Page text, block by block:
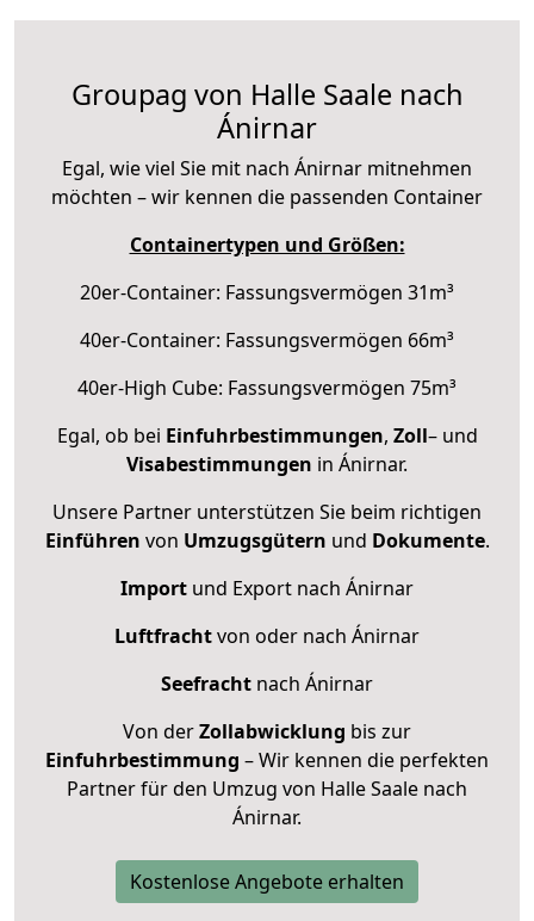
Groupag von Halle Saale nach
Ánirnar
Egal, wie viel Sie mit nach Ánirnar mitnehmen
möchten – wir kennen die passenden Container
Containertypen und Größen:
20er-Container: Fassungsvermögen 31m³
40er-Container: Fassungsvermögen 66m³
40er-High Cube: Fassungsvermögen 75m³
Egal, ob bei Einfuhrbestimmungen, Zoll– und
Visabestimmungen in Ánirnar.
Unsere Partner unterstützen Sie beim richtigen
Einführen von Umzugsgütern und Dokumente.
Import und Export nach Ánirnar
Luftfrachtvon oder nach Ánirnar
Seefracht nach Ánirnar
Von derZollabwicklung bis zur
Einfuhrbestimmung – Wir kennen die perfekten
Partner für den Umzug von Halle Saale nach
Ánirnar.
Kostenlose Angebote erhalten